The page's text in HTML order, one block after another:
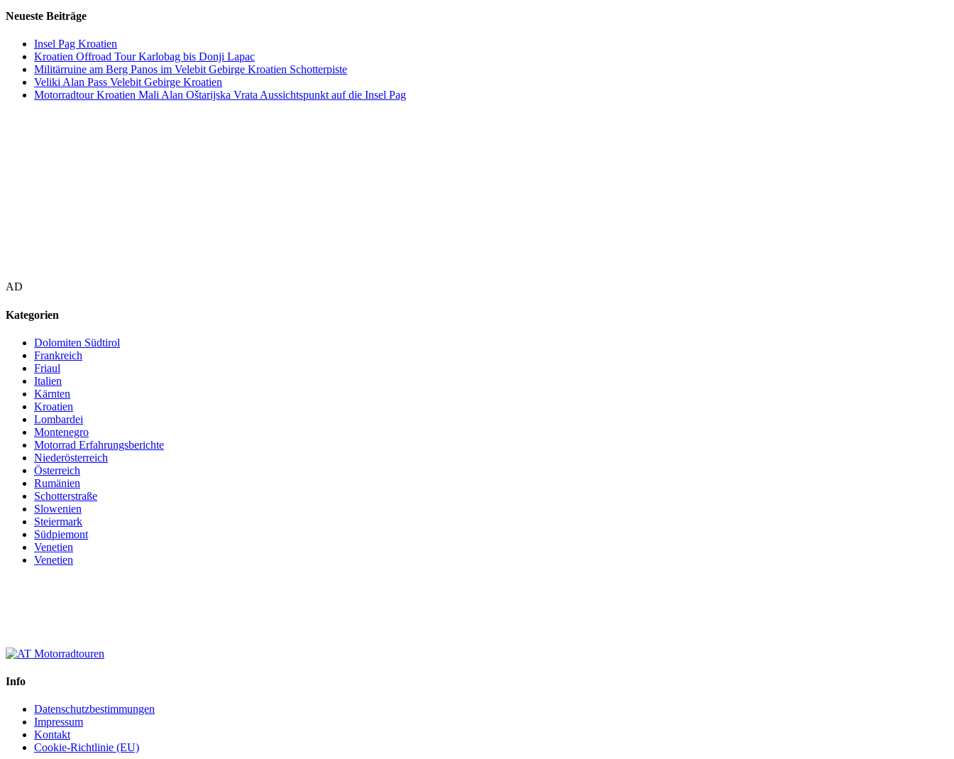
Neueste Beiträge
Insel Pag Kroatien
Kroatien Offroad Tour Karlobag bis Donji Lapac
Militärruine am Berg Panos im Velebit Gebirge Kroatien Schotterpiste
Veliki Alan Pass Velebit Gebirge Kroatien
Motorradtour Kroatien Mali Alan Oštarijska Vrata Aussichtspunkt auf die Insel Pag
AD
Kategorien
Dolomiten Südtirol
Frankreich
Friaul
Italien
Kärnten
Kroatien
Lombardei
Montenegro
Motorrad Erfahrungsberichte
Niederösterreich
Österreich
Rumänien
Schotterstraße
Slowenien
Steiermark
Südpiemont
Venetien
Venetien
Info
Datenschutzbestimmungen
Impressum
Kontakt
Cookie-Richtlinie (EU)